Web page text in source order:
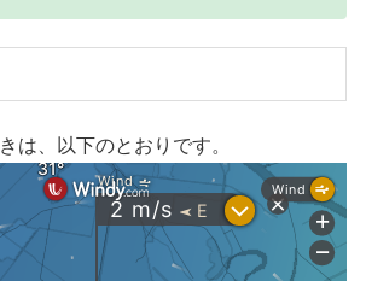
は、以下のとおりです。